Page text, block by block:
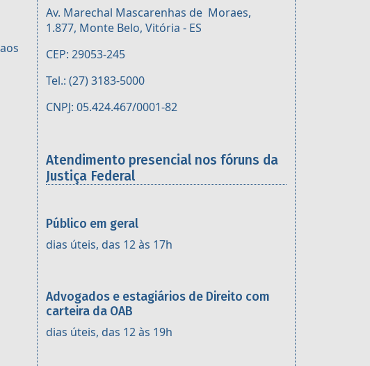
Av. Marechal Mascarenhas de Moraes,
1.877, Monte Belo, Vitória - ES
CEP: 29053-245
Tel.: (27) 3183-5000
CNPJ: 05.424.467/0001-82
Atendimento presencial nos fóruns da
Justiça Federal
Público em geral
dias úteis, das 12 às 17h
Advogados e estagiários de Direito com
carteira da OAB
dias úteis, das 12 às 19h